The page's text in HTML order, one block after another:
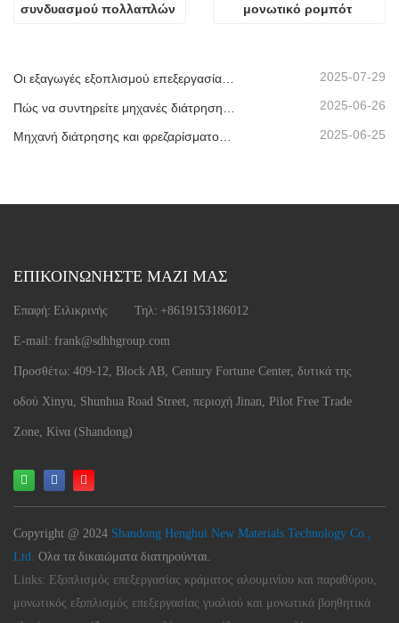
συνδυασμού πολλαπλών
μονωτικό ρομπότ
Οι εξαγωγές εξοπλισμού επεξεργασίας μονωτικού γυαλιού μας έχουν φτάσει σε νέα υψηλά επίπεδα, συμβάλλοντας στην ανάπτυξη πράσινων κτιρίων παγκοσμίως. 2025-07-29
2025-06-26
2025-06-25
ΕΠΙΚΟΙΝΩΝΗΣΤΕ ΜΑΖΙ ΜΑΣ
Επαφή: Ειλικρινής Τηλ: +8619153186012
E-mail: frank@sdhhgroup.com
Προσθέτω: 409-12, Block AB, Century Fortune Center, δυτικά της
οδού Xinyu, Shunhua Road Street, περιοχή Jinan, Pilot Free Trade
Zone, Κίνα (Shandong)
Copyright @ 2024 Shandong Henghui New Materials Technology Co.,
Ltd. Ολα τα δικαιώματα διατηρούνται.
Links: Εξοπλισμός επεξεργασίας κράματος αλουμινίου και παραθύρου,
μονωτικός εξοπλισμός επεξεργασίας γυαλιού και μονωτικά βοηθητικά